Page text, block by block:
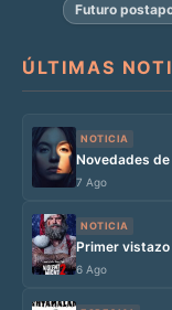
Futuro
ÚLTIMAS
NOTICIA
Novedades
7 Ago
NOTICIA
Primer vistazo
6 Ago